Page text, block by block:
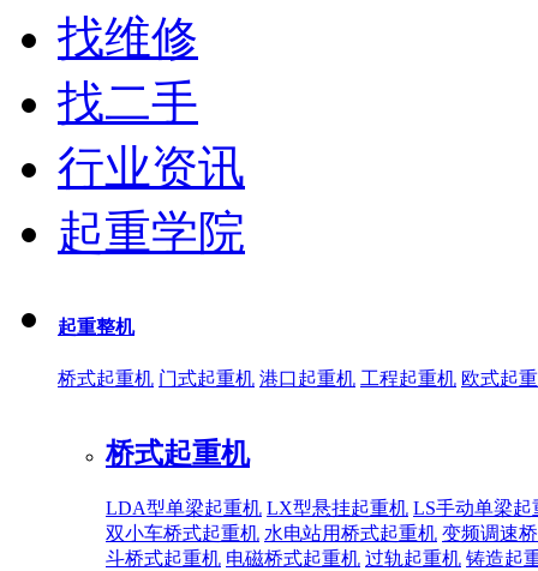
找维修
找二手
行业资讯
起重学院
起重整机
桥式起重机 门式起重机 港口起重机 工程起重机 欧式起
桥式起重机
LDA型单梁起重机 LX型悬挂起重机 LS手动单梁起
双小车桥式起重机 水电站用桥式起重机 变频调速
斗桥式起重机 电磁桥式起重机 过轨起重机 铸造起